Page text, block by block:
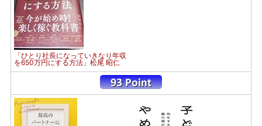
「ひとり社長になっていきなり年収
を650万円にする方法」松尾 昭仁